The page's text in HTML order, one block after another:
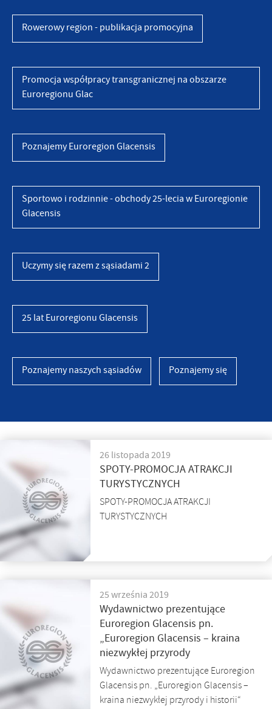
Rowerowy region - publikacja promocyjna
Promocja współpracy transgranicznej na obszarze
Euroregionu Glac
Poznajemy Euroregion Glacensis
Sportowo i rodzinnie - obchody 25-lecia w Euroregionie
Glacensis
Uczymy się razem z sąsiadami 2
25 lat Euroregionu Glacensis
Poznajemy naszych sąsiadów Poznajemy się
26 listopada 2019
SPOTY-PROMOCJA ATRAKCJI
TURYSTYCZNYCH
SPOTY-PROMOCJA ATRAKCJI
TURYSTYCZNYCH
25 września 2019
Wydawnictwo prezentujące
Euroregion Glacensis pn.
„Euroregion Glacensis – kraina
niezwykłej przyrody
Wydawnictwo prezentujące Euroregion
Glacensis pn. „Euroregion Glacensis –
kraina niezwykłej przyrody i historii“